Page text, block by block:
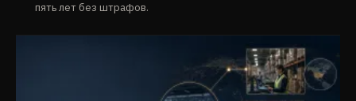
пять лет без штрафов.